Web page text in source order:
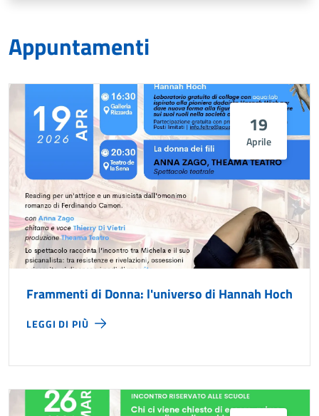
Appuntamenti
19
Aprile
Frammenti di Donna: l'universo di Hannah Hoch
LEGGI DI PIÙ